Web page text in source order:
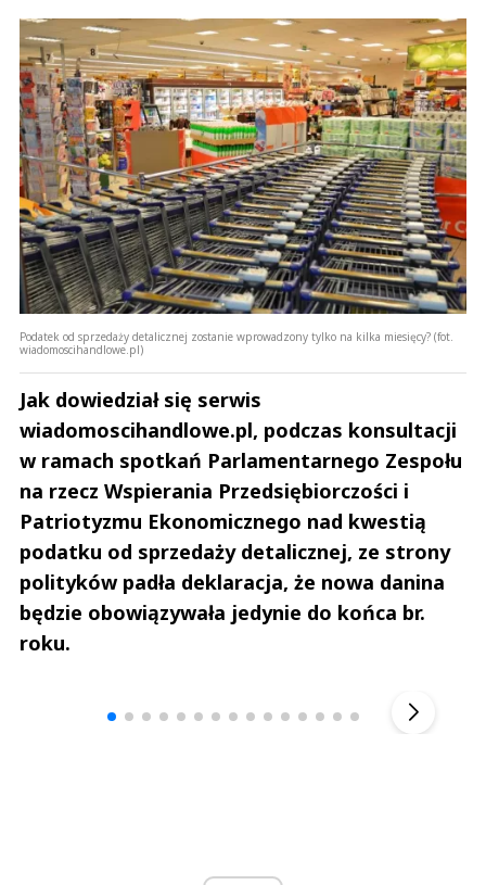
Podatek od sprzedaży detalicznej zostanie wprowadzony tylko na kilka miesięcy? (fot.
wiadomoscihandlowe.pl)
Jak dowiedział się serwis
wiadomoscihandlowe.pl, podczas konsultacji
w ramach spotkań Parlamentarnego Zespołu
na rzecz Wspierania Przedsiębiorczości i
Patriotyzmu Ekonomicznego nad kwestią
podatku od sprzedaży detalicznej, ze strony
polityków padła deklaracja, że nowa danina
będzie obowiązywała jedynie do końca br.
roku.